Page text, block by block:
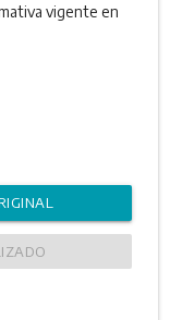
vigente en